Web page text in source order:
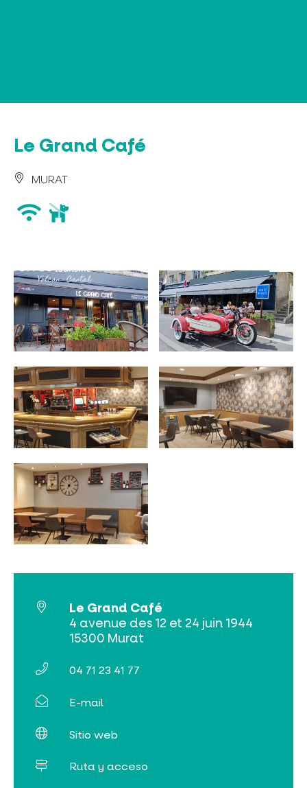
Buscar
NO SE LO PIERDA
LA PLENA NATURALEZA
VISITAS Y SABER HACER
AGENDA
Le Grand Café
MURAT
wifi
Le Grand Café
4 avenue des 12 et 24 juin 1944
15300 Murat
04 71 23 41 77
E-mail
Sitio web
Ruta y acceso